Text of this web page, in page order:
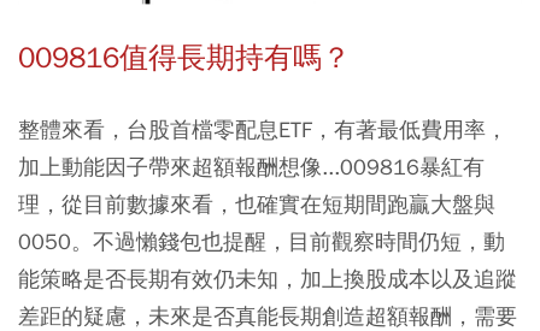
009816值得長期持有嗎？
整體來看，台股首檔零配息ETF，有著最低費用率，
加上動能因子帶來超額報酬想像...009816暴紅有
理，從目前數據來看，也確實在短期間跑贏大盤與
0050。不過懶錢包也提醒，目前觀察時間仍短，動
能策略是否長期有效仍未知，加上換股成本以及追蹤
差距的疑慮，未來是否真能長期創造超額報酬，需要